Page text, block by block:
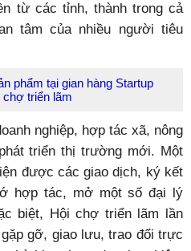
từ các tỉnh, thành trong cả
tâm của nhiều người tiêu
phẩm tại gian hàng Startup
triển lãm
nghiệp, hợp tác xã, nông
triển thị trường mới. Một
được các giao dịch, ký kết
hợp tác, mở một số đại lý
biệt, Hội chợ triển lãm lần
gỡ, giao lưu, trao đổi trực